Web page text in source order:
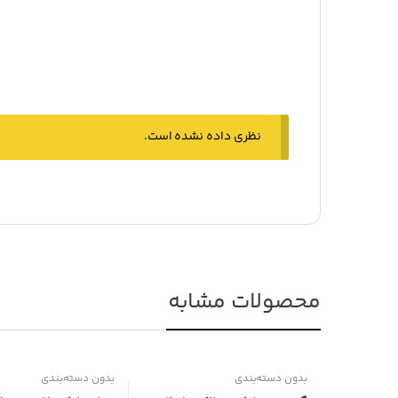
نظری داده نشده است.
محصولات مشابه
بدون دسته‌بندی بدون دسته‌بندی